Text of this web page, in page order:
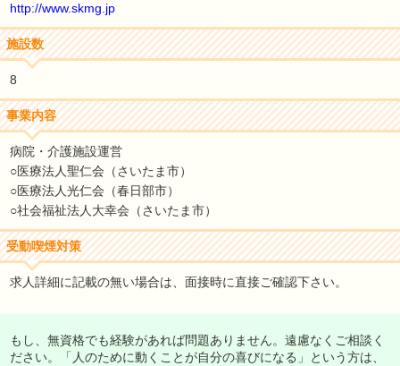
http://www.skmg.jp
施設数
8
事業内容
病院・介護施設運営
○医療法人聖仁会（さいたま市）
○医療法人光仁会（春日部市）
○社会福祉法人大幸会（さいたま市）
受動喫煙対策
求人詳細に記載の無い場合は、面接時に直接ご確認下さい。
もし、無資格でも経験があれば問題ありません。遠慮なくご相談く
ださい。「人のために動くことが自分の喜びになる」という方は、